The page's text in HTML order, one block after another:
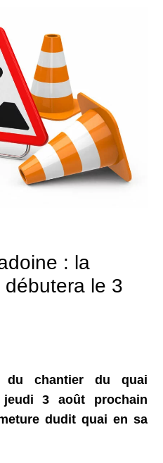
: la
le 3
du chantier du quai
3 août prochain
dudit quai en sa